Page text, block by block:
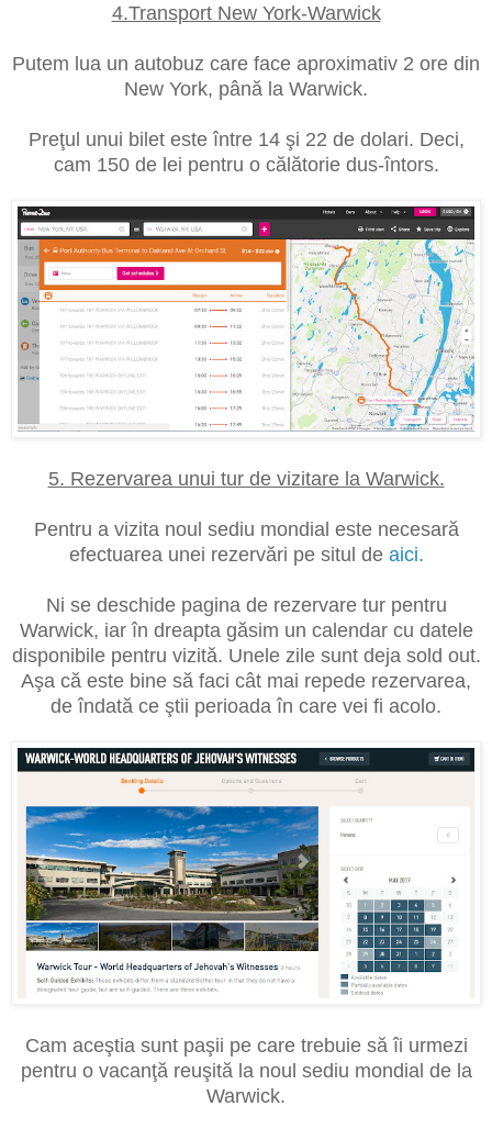
4.Transport New York-Warwick
Putem lua un autobuz care face aproximativ 2 ore din
New York, până la Warwick.
Preţul unui bilet este între 14 şi 22 de dolari. Deci,
cam 150 de lei pentru o călătorie dus-întors.
5. Rezervarea unui tur de vizitare la Warwick.
Pentru a vizita noul sediu mondial este necesară
efectuarea unei rezervări pe situl de aici.
Ni se deschide pagina de rezervare tur pentru
Warwick, iar în dreapta găsim un calendar cu datele
disponibile pentru vizită. Unele zile sunt deja sold out.
Aşa că este bine să faci cât mai repede rezervarea,
de îndată ce ştii perioada în care vei fi acolo.
Cam aceştia sunt paşii pe care trebuie să îi urmezi
pentru o vacanţă reuşită la noul sediu mondial de la
Warwick.